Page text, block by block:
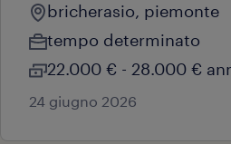
bricherasio, piemonte
tempo determinato
22.000 € - 28.000 €
24 giugno 2026